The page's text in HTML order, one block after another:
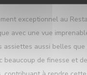
exceptionnel au
avec une vue
aussi belles
de finesse et